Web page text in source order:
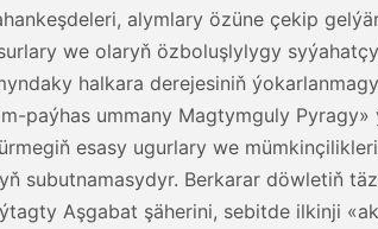
alymlary özüne çekip
we olaryň özboluşlylygy
halkara derejesiniň
paýhas ummany Magtymguly
esasy ugurlary we
subutnamasydyr. Berkarar döwletiň
Aşgabat şäherini, sebitde ilkinji